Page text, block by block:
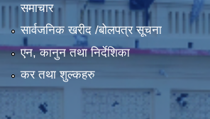
समाचार
सार्वजनिक खरीद /बोलपत्र सूचना
एन, कानुन तथा निर्देशिका
कर तथा शुल्कहरु